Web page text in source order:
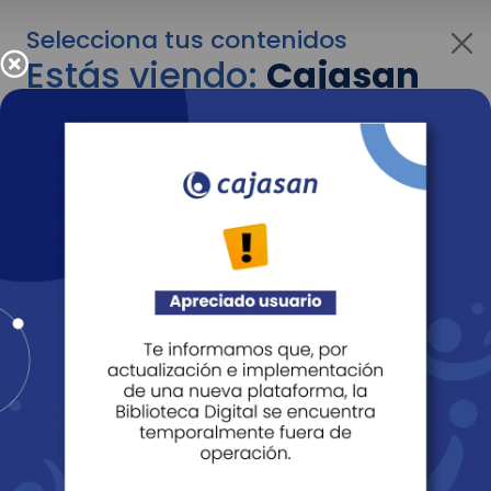
Selecciona tus contenidos
Estás viendo:Cajasan
para empresas
Para cambiar al contenido de tu interés más
adelante recuerda utilizar el menú
Entendido